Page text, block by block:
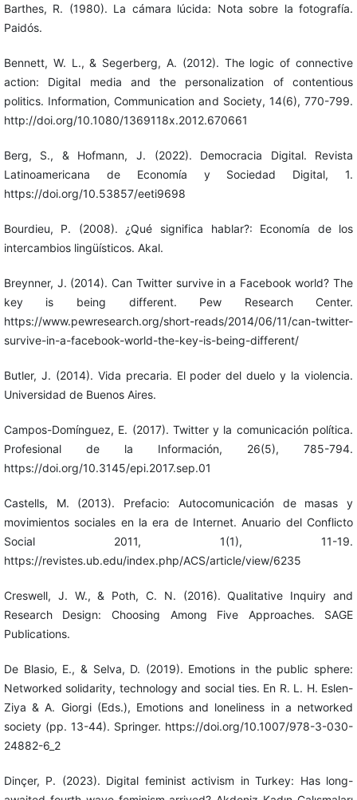
Barthes, R. (1980). La cámara lúcida: Nota sobre la fotografía.
Paidós.
Bennett, W. L., & Segerberg, A. (2012). The logic of connective
action: Digital media and the personalization of contentious
politics. Information, Communication and Society, 14(6), 770-799.
http://doi.org/10.1080/1369118x.2012.670661
Berg, S., & Hofmann, J. (2022). Democracia Digital. Revista
Latinoamericana de Economía y Sociedad Digital, 1.
https://doi.org/10.53857/eeti9698
Bourdieu, P. (2008). ¿Qué significa hablar?: Economía de los
intercambios lingüísticos. Akal.
Breynner, J. (2014). Can Twitter survive in a Facebook world? The
key is being different. Pew Research Center.
https://www.pewresearch.org/short-reads/2014/06/11/can-twitter-
survive-in-a-facebook-world-the-key-is-being-different/
Butler, J. (2014). Vida precaria. El poder del duelo y la violencia.
Universidad de Buenos Aires.
Campos-Domínguez, E. (2017). Twitter y la comunicación política.
Profesional de la Información, 26(5), 785-794.
https://doi.org/10.3145/epi.2017.sep.01
Castells, M. (2013). Prefacio: Autocomunicación de masas y
movimientos sociales en la era de Internet. Anuario del Conflicto
Social 2011, 1(1), 11-19.
https://revistes.ub.edu/index.php/ACS/article/view/6235
Creswell, J. W., & Poth, C. N. (2016). Qualitative Inquiry and
Research Design: Choosing Among Five Approaches. SAGE
Publications.
De Blasio, E., & Selva, D. (2019). Emotions in the public sphere:
Networked solidarity, technology and social ties. En R. L. H. Eslen-
Ziya & A. Giorgi (Eds.), Emotions and loneliness in a networked
society (pp. 13-44). Springer. https://doi.org/10.1007/978-3-030-
24882-6_2
Dinçer, P. (2023). Digital feminist activism in Turkey: Has long-